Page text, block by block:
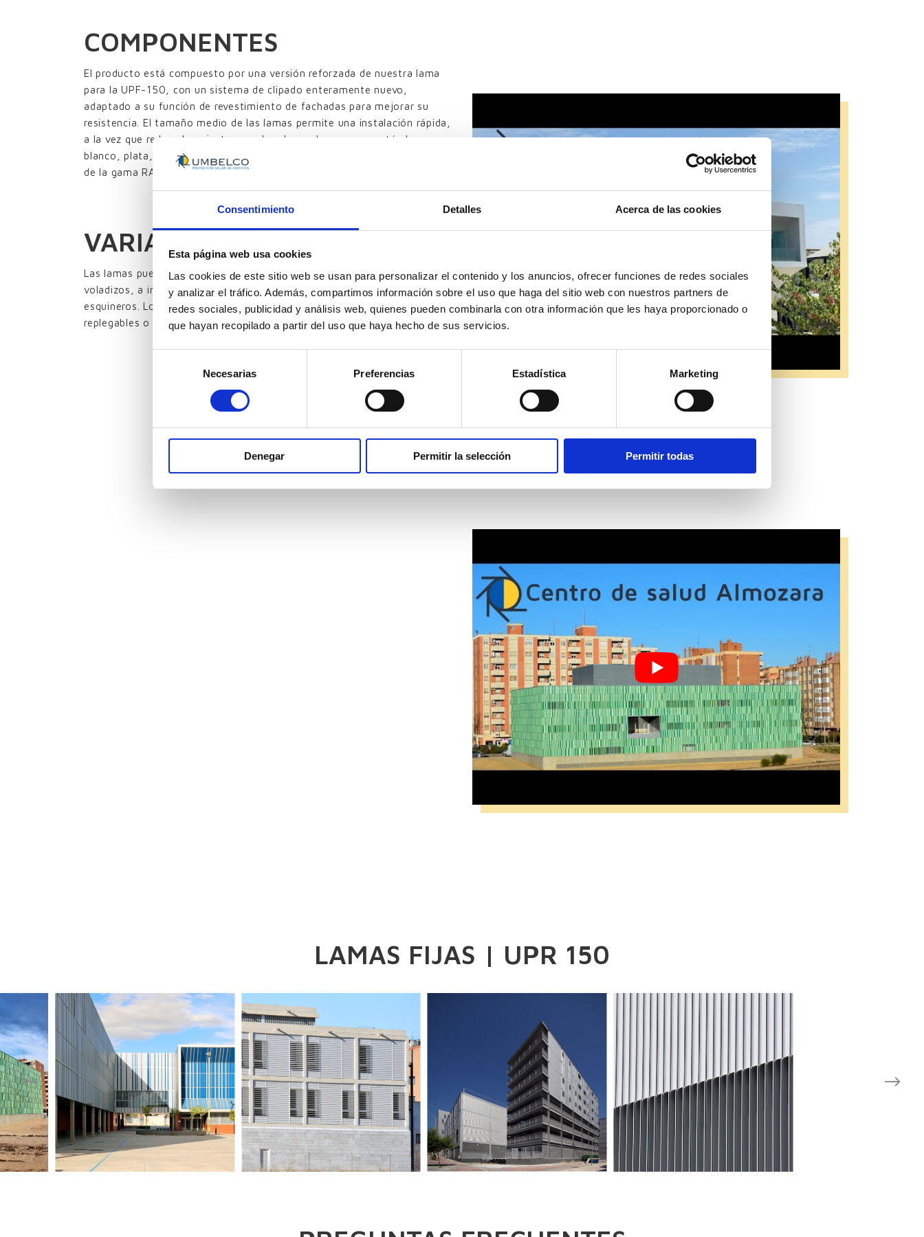
Consentimiento Detalles Acerca de las cookies
Esta página web usa cookies
Las cookies de este sitio web se usan para personalizar el contenido y los anuncios, ofrecer funciones de redes sociales
y analizar el tráfico. Además, compartimos información sobre el uso que haga del sitio web con nuestros partners de
redes sociales, publicidad y análisis web, quienes pueden combinarla con otra información que les haya proporcionado o
que hayan recopilado a partir del uso que haya hecho de sus servicios.
consentimiento
Necesarias Preferencias Estadística Marketing
Denegar Permitir la selección Permitir todas
COMPONENTES
El producto está compuesto por una versión reforzada de nuestra lama
para la UPF-150, con un sistema de clipado enteramente nuevo,
adaptado a su función de revestimiento de fachadas para mejorar su
resistencia. El tamaño medio de las lamas permite una instalación rápida,
a la vez que reduce los ajustes en obra. Los colores gama estándar son
blanco, plata, marfil y RAL 7012, aunque es posible hacer cualquier color
de la gama RAL, incluso con una cara de cada color.
VARIANTES
Las lamas pueden ser horizontales, verticales, en posición invertida, en
voladizos, a inglete, perforadas o con distintos tipos de remates
esquineros. Los bastidores pueden ser correderos, abisagrados, levadizos
replegables o de librillo.
LAMAS FIJAS | UPR 150